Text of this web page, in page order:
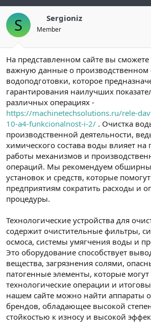
S Sergioniz
Member
На представленном сайте вы сможете
важную данные о производственном
водоподготовки, которое
гарантирования наилучших
различных операциях -
https://machinetechsolutions.ru/rele-
10-a4-funkcionalnost-i-2/ . Очистка
производственной деятельности,
химического состава воды влияет на
работы механизмов и
операций. Мы рекомендуем
установок и средств, которые
предприятиям сократить расходы и
процедуры.
Технологические устройства для
содержит очистительные фильтры,
осмоса, системы умягчения воды и
Это оборудование способствует
вещества, загрязнения солями,
патогенные элементы, которые
технологические операции и
нашем сайте можно найти аппараты
брендов, обладающее высокой
стойкостью к износу и высокой